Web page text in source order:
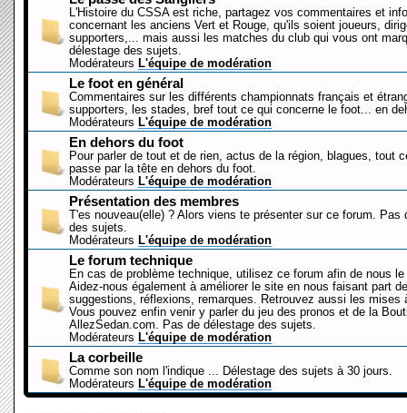
L'Histoire du CSSA est riche, partagez vos commentaires et
concernant les anciens Vert et Rouge, qu'ils soient joueurs,
supporters,... mais aussi les matches du club qui vous ont
délestage des sujets.
Modérateurs L'équipe de modération
Le foot en général
Commentaires sur les différents championnats français et
supporters, les stades, bref tout ce qui concerne le foot... en
Modérateurs L'équipe de modération
En dehors du foot
Pour parler de tout et de rien, actus de la région, blagues, tout
passe par la tête en dehors du foot.
Modérateurs L'équipe de modération
Présentation des membres
T'es nouveau(elle) ? Alors viens te présenter sur ce forum. Pas
des sujets.
Modérateurs L'équipe de modération
Le forum technique
En cas de problème technique, utilisez ce forum afin de nous le
Aidez-nous également à améliorer le site en nous faisant part
suggestions, réflexions, remarques. Retrouvez aussi les mises
Vous pouvez enfin venir y parler du jeu des pronos et de la
AllezSedan.com. Pas de délestage des sujets.
Modérateurs L'équipe de modération
La corbeille
Comme son nom l'indique ... Délestage des sujets à 30 jours.
Modérateurs L'équipe de modération